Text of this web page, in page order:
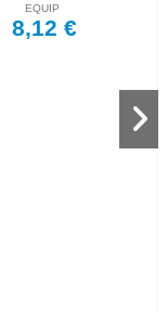
EQUIP
8,12 €